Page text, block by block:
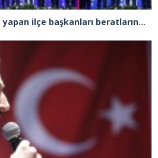
İstanbul’da en çok üye yapan ilçe başkanları beratlarını Cumhurbaşkanı Erdoğan’ın elinden aldı